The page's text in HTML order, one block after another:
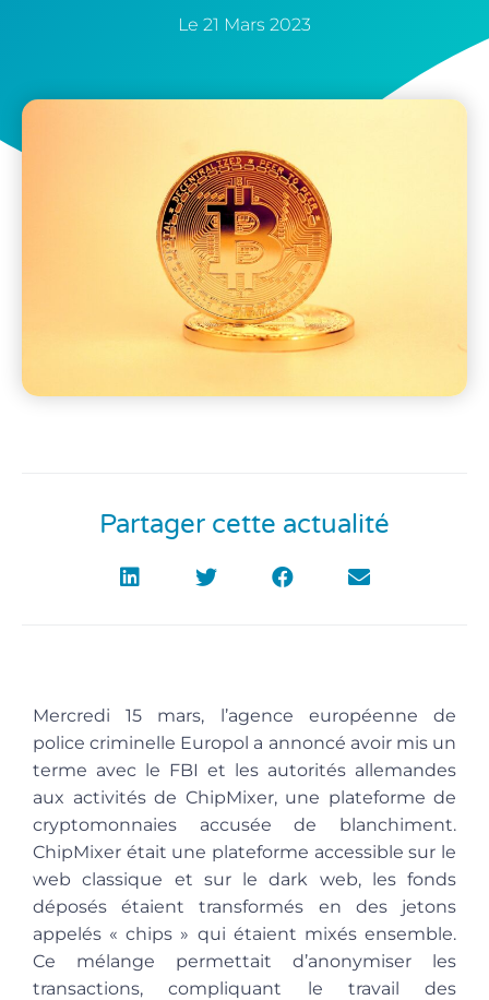
Le 21 Mars 2023
Partager cette actualité
Mercredi 15 mars, l’agence européenne de
police criminelle Europol a annoncé avoir mis un
terme avec le FBI et les autorités allemandes
aux activités de ChipMixer, une plateforme de
cryptomonnaies accusée de blanchiment.
ChipMixer était une plateforme accessible sur le
web classique et sur le dark web, les fonds
déposés étaient transformés en des jetons
appelés « chips » qui étaient mixés ensemble.
Ce mélange permettait d’anonymiser les
transactions, compliquant le travail des